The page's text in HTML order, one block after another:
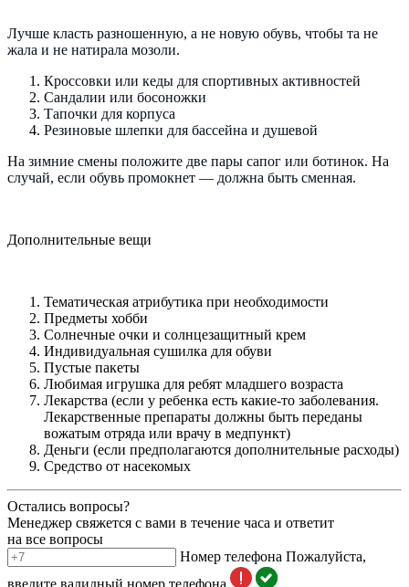
Лучше класть разношенную, а не новую обувь, чтобы та не
жала и не натирала мозоли.
Кроссовки или кеды для спортивных активностей
Сандалии или босоножки
Тапочки для корпуса
Резиновые шлепки для бассейна и душевой
На зимние смены положите две пары сапог или ботинок. На
случай, если обувь промокнет — должна быть сменная.
Дополнительные вещи
Тематическая атрибутика при необходимости
Предметы хобби
Солнечные очки и солнцезащитный крем
Индивидуальная сушилка для обуви
Пустые пакеты
Любимая игрушка для ребят младшего возраста
Лекарства (если у ребенка есть какие-то заболевания.
Лекарственные препараты должны быть переданы
вожатым отряда или врачу в медпункт)
Деньги (если предполагаются дополнительные расходы)
Средство от насекомых
Остались вопросы?
Менеджер свяжется с вами в течение часа и ответит
на все вопросы
Номер телефона Пожалуйста,